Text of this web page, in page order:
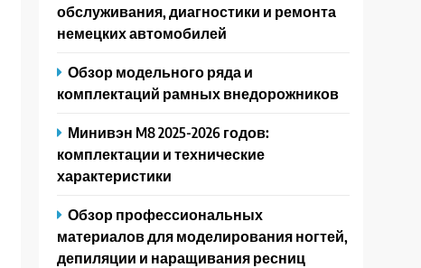
обслуживания, диагностики и ремонта
немецких автомобилей
Обзор модельного ряда и
комплектаций рамных внедорожников
Минивэн M8 2025-2026 годов:
комплектации и технические
характеристики
Обзор профессиональных
материалов для моделирования ногтей,
депиляции и наращивания ресниц